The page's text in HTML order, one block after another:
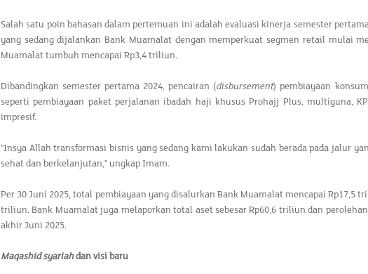
Salah satu poin bahasan dalam pertemuan ini adalah evaluasi kinerja semester
yang sedang dijalankan Bank Muamalat dengan memperkuat segmen retail mulai
Muamalat tumbuh mencapai Rp3,4 triliun.
Dibandingkan semester pertama 2024, pencairan (disbursement) pembiayaan
seperti pembiayaan paket perjalanan ibadah haji khusus Prohajj Plus, multiguna,
impresif.
"Insya Allah transformasi bisnis yang sedang kami lakukan sudah berada pada jalur
sehat dan berkelanjutan," ungkap Imam.
Per 30 Juni 2025, total pembiayaan yang disalurkan Bank Muamalat mencapai Rp17,5
triliun. Bank Muamalat juga melaporkan total aset sebesar Rp60,6 triliun dan
akhir Juni 2025.
Maqashid syariahdan visi baru